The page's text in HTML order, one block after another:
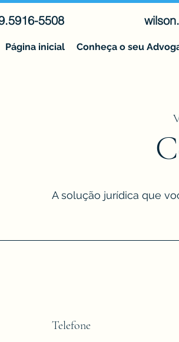
5508
Página inicial Conheça o seu
A solução jurídica que
Telefone